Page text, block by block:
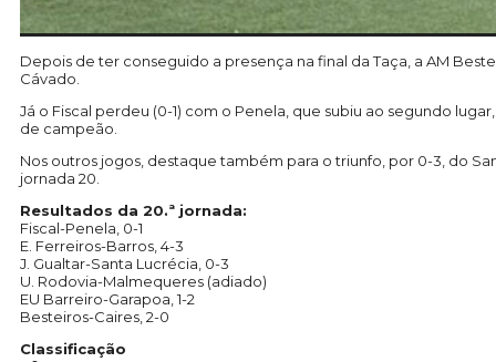
Depois de ter conseguido a presença na final da Taça, a AM
Cávado.
Já o Fiscal perdeu (0-1) com o Penela, que subiu ao segundo
de campeão.
Nos outros jogos, destaque também para o triunfo, por 0-3, do
jornada 20.
Resultados da 20.ª jornada:
Fiscal-Penela, 0-1
E. Ferreiros-Barros, 4-3
J. Gualtar-Santa Lucrécia, 0-3
U. Rodovia-Malmequeres (adiado)
EU Barreiro-Garapoa, 1-2
Besteiros-Caires, 2-0
Classificação